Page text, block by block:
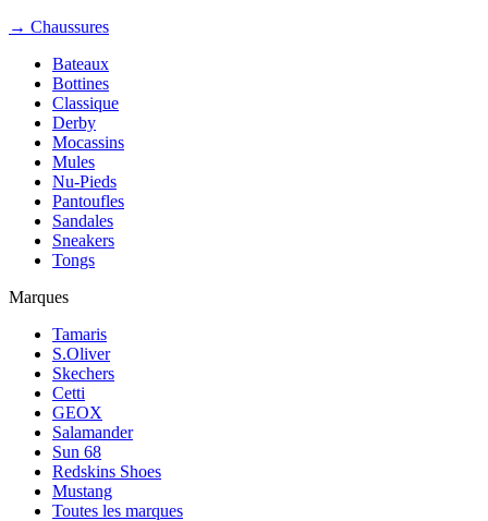
→ Chaussures
Bateaux
Bottines
Classique
Derby
Mocassins
Mules
Nu-Pieds
Pantoufles
Sandales
Sneakers
Tongs
Marques
Tamaris
S.Oliver
Skechers
Cetti
GEOX
Salamander
Sun 68
Redskins Shoes
Mustang
Toutes les marques